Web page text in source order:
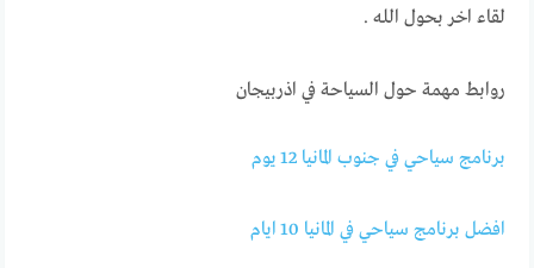
لقاء اخر بحول الله .
روابط مهمة حول السياحة في اذربيجان
برنامج سياحي في جنوب المانيا 12 يوم
افضل برنامج سياحي في المانيا 10 ايام